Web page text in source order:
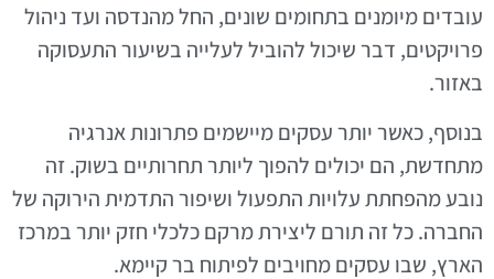
עובדים מיומנים בתחומים שונים, החל מהנדסה ועד ניהול
פרויקטים, דבר שיכול להוביל לעלייה בשיעור התעסוקה
באזור.
בנוסף, כאשר יותר עסקים מיישמים פתרונות אנרגיה
מתחדשת, הם יכולים להפוך ליותר תחרותיים בשוק. זה
נובע מהפחתת עלויות התפעול ושיפור התדמית הירוקה של
החברה. כל זה תורם ליצירת מרקם כלכלי חזק יותר במרכז
הארץ, שבו עסקים מחויבים לפיתוח בר קיימא.